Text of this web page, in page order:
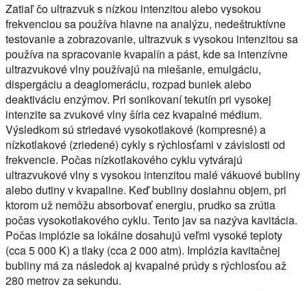
Zatiaľ čo ultrazvuk s nízkou intenzitou alebo vysokou
frekvenciou sa používa hlavne na analýzu, nedeštruktívne
testovanie a zobrazovanie, ultrazvuk s vysokou intenzitou sa
používa na spracovanie kvapalín a pást, kde sa intenzívne
ultrazvukové vlny používajú na miešanie, emulgáciu,
dispergáciu a deaglomeráciu, rozpad buniek alebo
deaktiváciu enzýmov. Pri sonikovaní tekutín pri vysokej
intenzite sa zvukové vlny šíria cez kvapalné médium.
Výsledkom sú striedavé vysokotlakové (kompresné) a
nízkotlakové (zriedené) cykly s rýchlosťami v závislosti od
frekvencie. Počas nízkotlakového cyklu vytvárajú
ultrazvukové vlny s vysokou intenzitou malé vákuové bubliny
alebo dutiny v kvapaline. Keď bubliny dosiahnu objem, pri
ktorom už nemôžu absorbovať energiu, prudko sa zrútia
počas vysokotlakového cyklu. Tento jav sa nazýva kavitácia.
Počas implózie sa lokálne dosahujú veľmi vysoké teploty
(cca 5 000 K) a tlaky (cca 2 000 atm). Implózia kavitačnej
bubliny má za následok aj kvapalné prúdy s rýchlosťou až
280 metrov za sekundu.